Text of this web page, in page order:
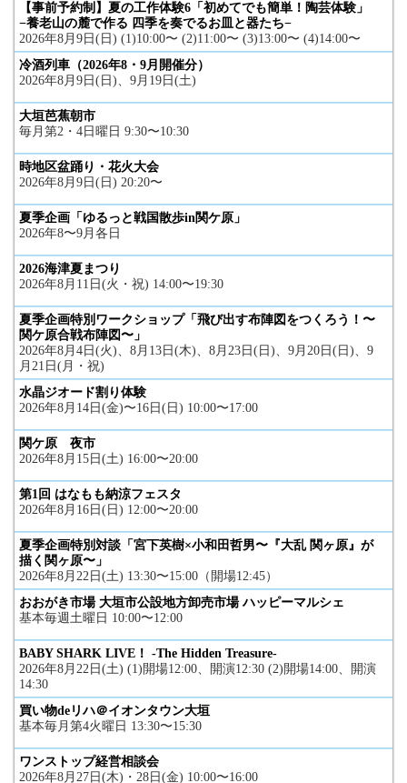
【事前予約制】夏の工作体験6「初めてでも簡単！陶芸体験」
−養老山の麓で作る 四季を奏でるお皿と器たち−
2026年8月9日(日) (1)10:00〜 (2)11:00〜 (3)13:00〜 (4)14:00〜
冷酒列車（2026年8・9月開催分）
2026年8月9日(日)、9月19日(土)
大垣芭蕉朝市
毎月第2・4日曜日 9:30〜10:30
時地区盆踊り・花火大会
2026年8月9日(日) 20:20〜
夏季企画「ゆるっと戦国散歩in関ケ原」
2026年8〜9月各日
2026海津夏まつり
2026年8月11日(火・祝) 14:00〜19:30
夏季企画特別ワークショップ「飛び出す布陣図をつくろう！〜
関ケ原合戦布陣図〜」
2026年8月4日(火)、8月13日(木)、8月23日(日)、9月20日(日)、9
月21日(月・祝)
水晶ジオード割り体験
2026年8月14日(金)〜16日(日) 10:00〜17:00
関ケ原 夜市
2026年8月15日(土) 16:00〜20:00
第1回 はなもも納涼フェスタ
2026年8月16日(日) 12:00〜20:00
夏季企画特別対談「宮下英樹×小和田哲男〜『大乱 関ヶ原』が
描く関ヶ原〜」
2026年8月22日(土) 13:30〜15:00（開場12:45）
おおがき市場 大垣市公設地方卸売市場 ハッピーマルシェ
基本毎週土曜日 10:00〜12:00
BABY SHARK LIVE！ -The Hidden Treasure-
2026年8月22日(土) (1)開場12:00、開演12:30 (2)開場14:00、開演
14:30
買い物deリハ＠イオンタウン大垣
基本毎月第4火曜日 13:30〜15:30
ワンストップ経営相談会
2026年8月27日(木)・28日(金) 10:00〜16:00